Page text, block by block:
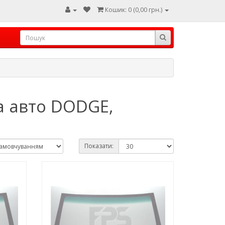
Кошик: 0 (0,00 грн.)
DODGE,
Показати: